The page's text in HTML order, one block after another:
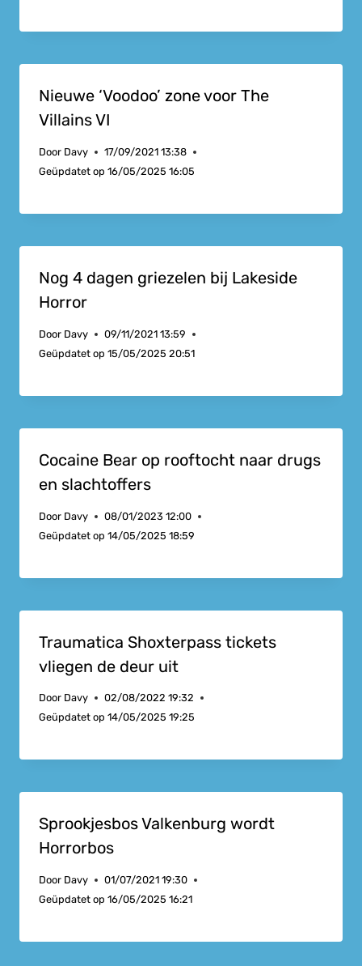
Nieuwe ‘Voodoo’ zone voor The
Villains VI
Door Davy
17/09/2021 13:38
Geüpdatet op 16/05/2025 16:05
Nog 4 dagen griezelen bij Lakeside
Horror
Door Davy
09/11/2021 13:59
Geüpdatet op 15/05/2025 20:51
Cocaine Bear op rooftocht naar drugs
en slachtoffers
Door Davy
08/01/2023 12:00
Geüpdatet op 14/05/2025 18:59
Traumatica Shoxterpass tickets
vliegen de deur uit
Door Davy
02/08/2022 19:32
Geüpdatet op 14/05/2025 19:25
Sprookjesbos Valkenburg wordt
Horrorbos
Door Davy
01/07/2021 19:30
Geüpdatet op 16/05/2025 16:21